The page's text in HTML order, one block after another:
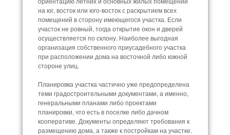
на юг, восток или юго-восток с раскрытием всех
помещений в сторону имеющегося участка. Если
участок не ровный, тогда открытие окон и дверей
осуществляется по склону. Наиболее выгодная
организация собственного приусадебного участка
при расположении дома на восточной либо южной
стороне улиц.
Планировка участка частично уже предопределена
теми градостроительными документами, а именно,
генеральными планами либо проектами
планировки, что есть в поселке либо дачном
кооперативе. Документы определяют требования к
размещению дома, а также к постройкам на участке.